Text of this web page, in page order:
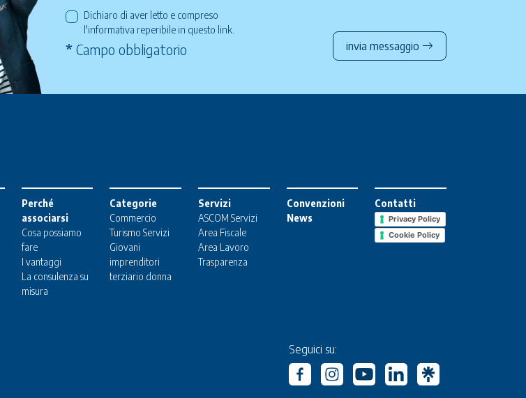
Dichiaro di aver letto e compreso
l'informativa reperibile in questo link
* Campo obbligatorio invia messaggio
Perché
associarsi
Cosa possiamo
fare
I vantaggi
La consulenza su
misura
Categorie
Commercio
Turismo Servizi
Giovani
imprenditori
terziario donna
Servizi
ASCOM Servizi
Area Fiscale
Area Lavoro
Trasparenza
Convenzioni
News
Contatti
Privacy Policy
Cookie Policy
Seguici su: